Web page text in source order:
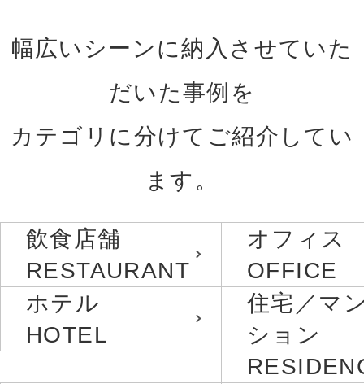
幅広いシーンに納入させていた
だいた事例を
カテゴリに分けてご紹介してい
ます。
飲食店舗
RESTAURANT
オフィス
OFFICE
ホテル
HOTEL
住宅／マ
ション